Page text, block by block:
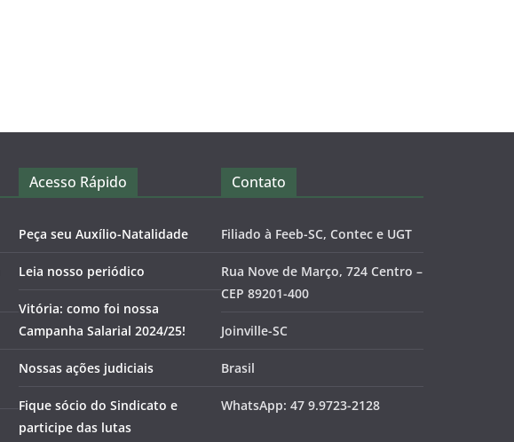
Acesso Rápido
Peça seu Auxílio-Natalidade
Leia nosso periódico
Vitória: como foi nossa
Campanha Salarial 2024/25!
Nossas ações judiciais
Fique sócio do Sindicato e
participe das lutas
Contato
Filiado à Feeb-SC, Contec e UGT
Rua Nove de Março, 724 Centro –
CEP 89201-400
Joinville-SC
Brasil
WhatsApp: 47 9.9723-2128